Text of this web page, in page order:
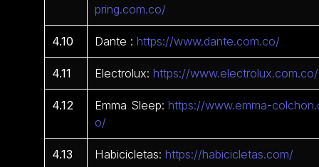
pring.com.co/
4.10 Dante :https://www.dante.com.co/
4.11 Electrolux:https://www.electrolux.com.co/
4.12 Emma Sleep:https://www.emma-
o/
4.13 Habicicletas:https://habicicletas.com/